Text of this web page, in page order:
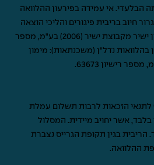
הבלעדי. אי עמידה בפירעון ההלוואה
חיוב בריבית פיגורים והליכי הוצאה
לפועל. הגורם המממן: מימון ישיר מקבוצת ישיר (2006) בע"מ, מספר
המממן בהלוואות נדל"ן (משכנתאות): מימון
רישיון 63673.
לתנאי הזכאות לרבות תשלום עמלת
אשר יחויב מיידית. המסלול
בגין תקופת הגרייס נצברת
ההלוואה.